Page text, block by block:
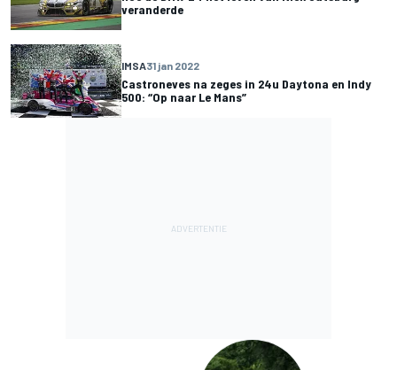
veranderde
IMSA31 jan 2022
Castroneves na zeges in 24u Daytona en Indy
500: “Op naar Le Mans”